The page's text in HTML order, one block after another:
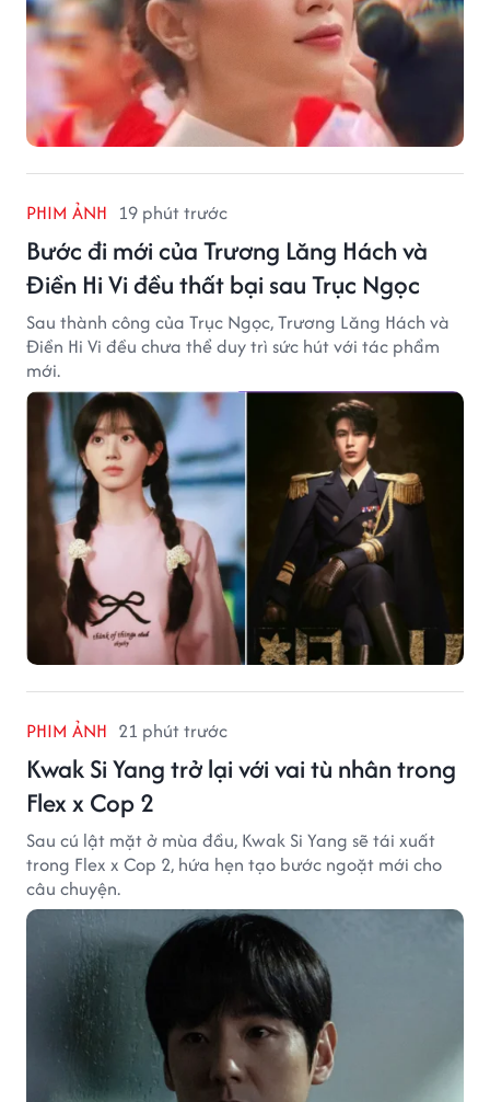
PHIM ẢNH 19 phút trước
Bước đi mới của Trương Lăng Hách và
Điền Hi Vi đều thất bại sau Trục Ngọc
Sau thành công của Trục Ngọc, Trương Lăng Hách và
Điền Hi Vi đều chưa thể duy trì sức hút với tác phẩm
mới.
PHIM ẢNH 21 phút trước
Kwak Si Yang trở lại với vai tù nhân trong
Flex x Cop 2
Sau cú lật mặt ở mùa đầu, Kwak Si Yang sẽ tái xuất
trong Flex x Cop 2, hứa hẹn tạo bước ngoặt mới cho
câu chuyện.